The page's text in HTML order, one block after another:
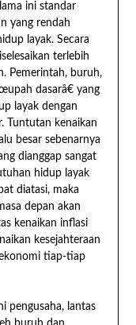
ini standar
yang rendah
layak. Secara
terlebih
Pemerintah, buruh,
dasarâ€ yang
layak dengan
Tuntutan kenaikan
besar sebenarnya
dianggap sangat
hidup layak
diatasi, maka
depan akan
kenaikan inflasi
kesejahteraan
tiap-tiap
pengusaha, lantas